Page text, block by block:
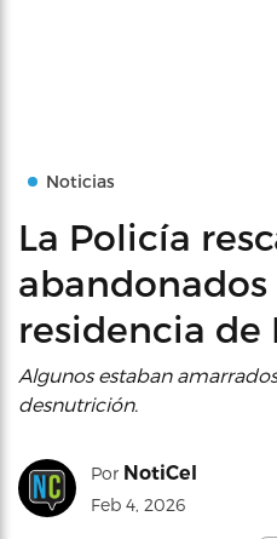
Noticias
La Policía
abandonados
residencia de
Algunos estaban
desnutrición.
Por NotiCel
Feb 4, 2026